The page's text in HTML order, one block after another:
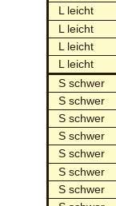
L leicht
L leicht
L leicht
L leicht
S schwer
S schwer
S schwer
S schwer
S schwer
S schwer
S schwer